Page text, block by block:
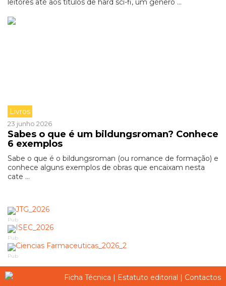
leitores até aos títulos de hard sci-fi, um género ...
Livros
23 junho 2026
Sabes o que é um bildungsroman? Conhece
6 exemplos
Sabe o que é o bildungsroman (ou romance de formação) e
conhece alguns exemplos de obras que encaixam nesta
cate ...
Pub
Pub
Pub
Ficha Técnica | Estatuto editorial | Contactos